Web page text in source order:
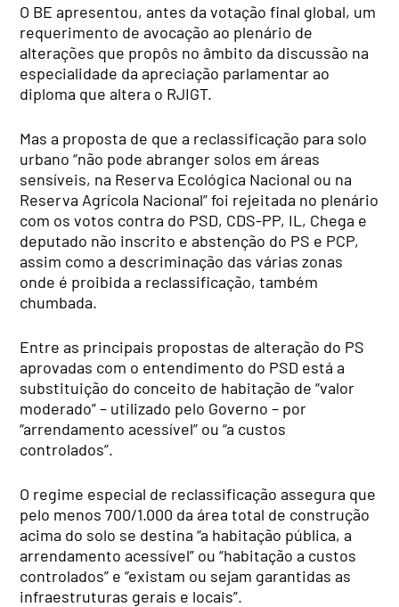
O BE apresentou, antes da votação final global, um
requerimento de avocação ao plenário de
alterações que propôs no âmbito da discussão na
especialidade da apreciação parlamentar ao
diploma que altera o RJIGT.
Mas a proposta de que a reclassificação para solo
urbano “não pode abranger solos em áreas
sensíveis, na Reserva Ecológica Nacional ou na
Reserva Agrícola Nacional” foi rejeitada no plenário
com os votos contra do PSD, CDS-PP, IL, Chega e
deputado não inscrito e abstenção do PS e PCP,
assim como a descriminação das várias zonas
onde é proibida a reclassificação, também
chumbada.
Entre as principais propostas de alteração do PS
aprovadas com o entendimento do PSD está a
substituição do conceito de habitação de “valor
moderado” – utilizado pelo Governo – por
“arrendamento acessível” ou “a custos
controlados”.
O regime especial de reclassificação assegura que
pelo menos 700/1.000 da área total de construção
acima do solo se destina “a habitação pública, a
arrendamento acessível” ou “habitação a custos
controlados” e “existam ou sejam garantidas as
infraestruturas gerais e locais”.